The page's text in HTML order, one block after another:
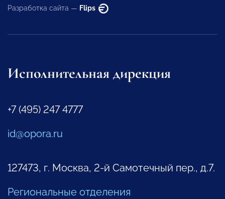
Разработка сайта — Flips
Исполнительная дирекция
+7 (495) 247 4777
id@opora.ru
127473, г. Москва, 2-й Самотечный пер., д.7.
Региональные отделения